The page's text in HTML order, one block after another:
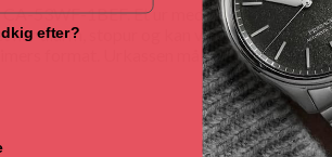
53WF-1BEF. Et ur med digital tid og
har alarm, stopur og kan vise tiden i enten
format. Urkassen måler 35mm.
efter?